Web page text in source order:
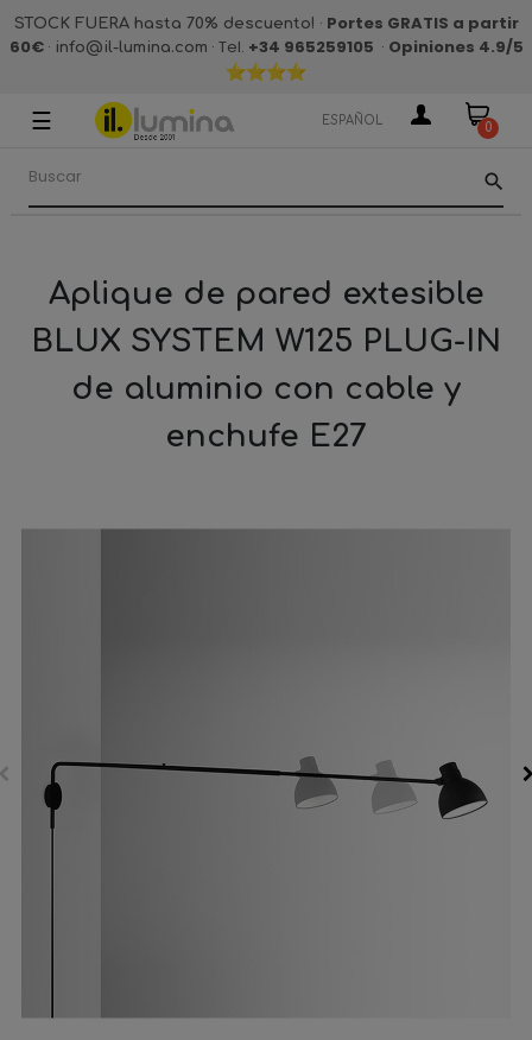
STOCK FUERA hasta 70% descuento! · Portes GRATIS a partir
60€· info@il-lumina.com · Tel. +34 965259105 · Opiniones 4.9/5
Navegación
palanca
☰ ESPAÑOL 0
search
Aplique de pared extesible
BLUX SYSTEM W125 PLUG-IN
de aluminio con cable y
enchufe E27